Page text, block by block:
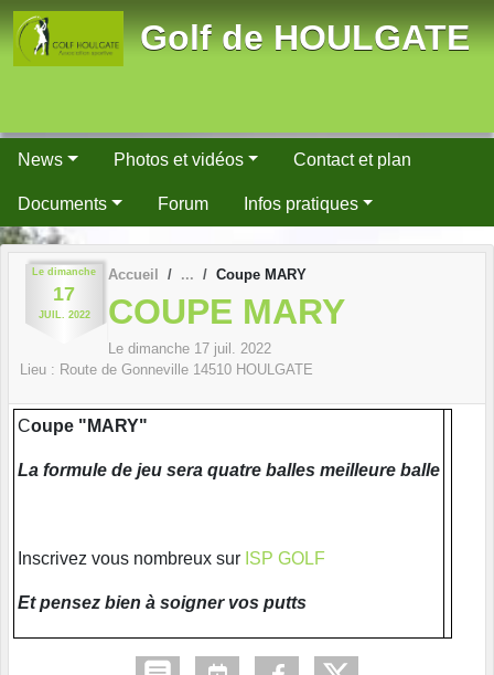
Golf de HOULGATE
News Photos et vidéos Contact et plan
Documents Forum Infos pratiques
Le dimanche
17
JUIL. 2022
Accueil Coupe MARY
COUPE MARY
Le dimanche 17 juil.
2022
Lieu : Route de Gonneville 14510 HOULGATE
Coupe "MARY"
La formule de jeu sera quatre balles meilleure balle
Inscrivez vous nombreux sur ISP GOLF
Et pensez bien à soigner vos putts
Panneau de gestion des cookies